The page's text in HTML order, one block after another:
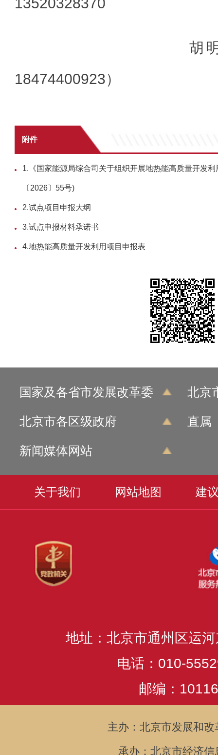
胡明慧；
18474400923）
附件
1.《国家能源局综合司关于组织开展地热能高质量开发
〔2026〕55号)
2.试点项目申报大纲
3.试点申报材料承诺书
4.地热能高质量开发利用项目申报表
国家及各省市发展改革委 北京
北京市各区级政府 直属
新闻媒体网站
关于我们 网站地图 建
地址：北京市通州区运
电话：010-
邮编：
主办：北京市发展和改
承办：北京市经济信